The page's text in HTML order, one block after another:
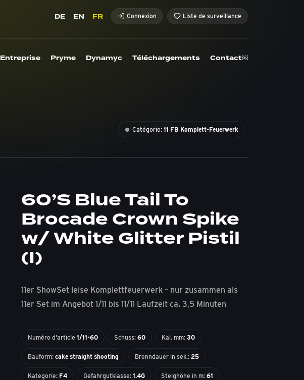
DE EN FR Connexion Liste de surveillance
Entreprise Pryme Dynamyc Téléchargements Contact￼
Catégorie: 11 FB Komplett-Feuerwerk
60’S Blue Tail To
Brocade Crown Spike
w/ White Glitter Pistil
(I)
11er ShowSet leise Komplettfeuerwerk – nur zusammen als
11er Set im Angebot 1/11 bis 11/11 Laufzeit ca. 3,5 Minuten
Numéro d'article1/11-60 Schuss:60 Kal. mm:30
Bauform:cake straight shooting Brenndauer in sek.:25
Kategorie: F4 Gefahrgutklasse:1.4G Steighöhe in m:61